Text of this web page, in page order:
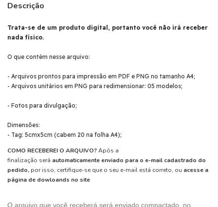
Descrição
Trata-se de um produto digital, portanto você não irá receber
nada físico.
O que contém nesse arquivo:
- Arquivos prontos para impressão em PDF e PNG no tamanho A4;
- Arquivos unitários em PNG para redimensionar: 05 modelos;
- Fotos para divulgação;
Dimensões:
- Tag: 5cmx5cm (cabem 20 na folha A4);
COMO RECEBEREI O ARQUIVO?Após a
finalização será automaticamente enviado para o e-mail cadastrado do
pedido, por isso, certifique-se que o seu e-mail está correto, ou acesse a
página de dowloands no site
O arquivo que você receberá será enviado compactado, no